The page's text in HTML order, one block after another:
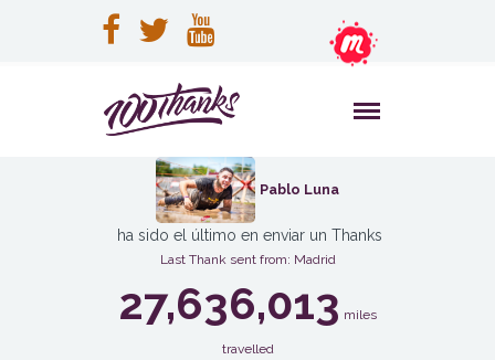
Pablo Luna
ha sido el último en enviar un Thanks
Last Thank sent from: Madrid
27,636,013 miles
travelled